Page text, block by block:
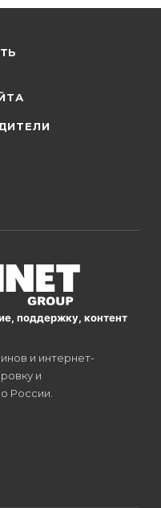
поддержку, контент
и интернет-
и
России.